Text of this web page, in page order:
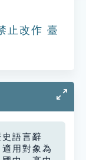
止改作 臺
史語言辭
用對象為